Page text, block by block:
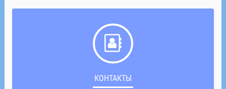
КОНТАКТЫ